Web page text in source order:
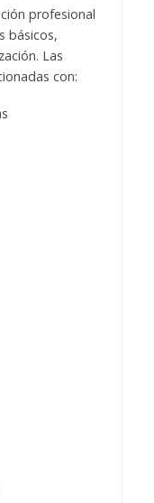
profesional
básicos,
Las
con: